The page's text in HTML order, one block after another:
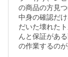
の商品の方見
中身の確認だ
だいた壊れた
んと保証があ
の作業するのが